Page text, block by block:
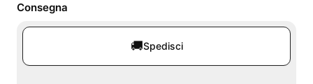
Consegna
🚚Spedisci